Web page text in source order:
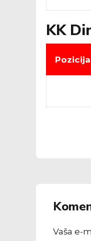
KK
Pozicija
Vaša e-